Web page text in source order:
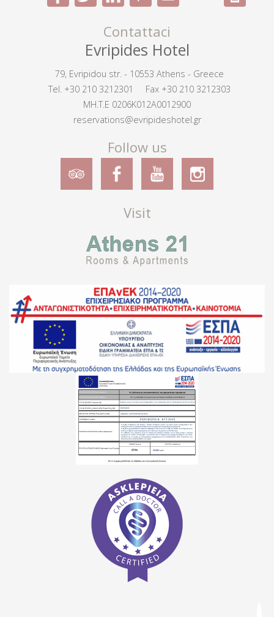
Contattaci
Evripides Hotel
79, Evripidou str. - 10553 Athens - Greece
Tel. +30 210 3212301
Fax +30 210 3212303
MH.T.E 0206K012A0012900
reservations@evripideshotel.gr
Follow us
Visit